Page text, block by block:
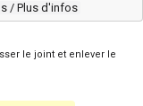
/ Plus d'infos
le joint et enlever le